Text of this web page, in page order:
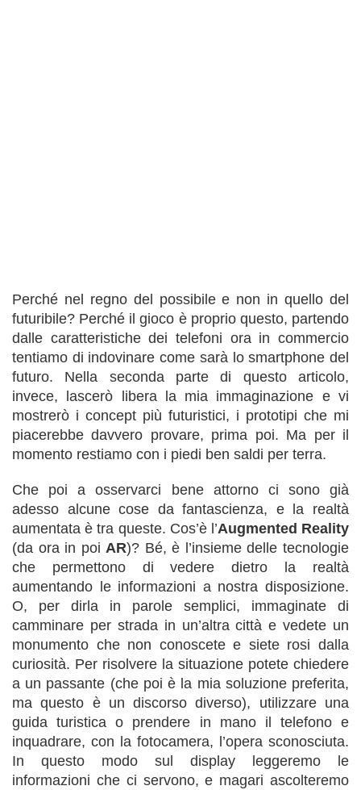
Perché nel regno del possibile e non in quello del
futuribile? Perché il gioco è proprio questo, partendo
dalle caratteristiche dei telefoni ora in commercio
tentiamo di indovinare come sarà lo smartphone del
futuro. Nella seconda parte di questo articolo,
invece, lascerò libera la mia immaginazione e vi
mostrerò i concept più futuristici, i prototipi che mi
piacerebbe davvero provare, prima poi. Ma per il
momento restiamo con i piedi ben saldi per terra.
Che poi a osservarci bene attorno ci sono già
adesso alcune cose da fantascienza, e la realtà
aumentata è tra queste. Cos’è l’Augmented Reality
(da ora in poi AR)? Bé, è l’insieme delle tecnologie
che permettono di vedere dietro la realtà
aumentando le informazioni a nostra disposizione.
O, per dirla in parole semplici, immaginate di
camminare per strada in un’altra città e vedete un
monumento che non conoscete e siete rosi dalla
curiosità. Per risolvere la situazione potete chiedere
a un passante (che poi è la mia soluzione preferita,
ma questo è un discorso diverso), utilizzare una
guida turistica o prendere in mano il telefono e
inquadrare, con la fotocamera, l’opera sconosciuta.
In questo modo sul display leggeremo le
informazioni che ci servono, e magari ascolteremo